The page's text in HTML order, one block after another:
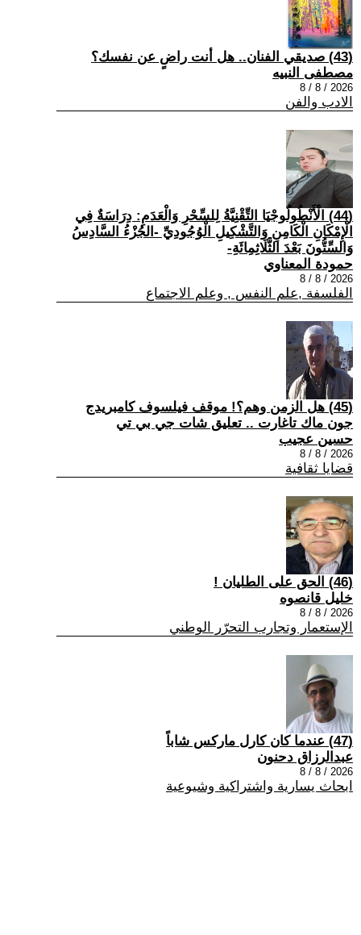
(43) صديقي الفنان.. هل أنت راضٍ عن نفسك؟
مصطفى النبيه
2026 / 8 / 8
الادب والفن
(44) الْأَنْطُولُوجْيَا التِّقْنِيَّةُ لِلسِّحْرِ وَالْعَدَمِ: دِرَاسَةٌ فِي
الْإِمْكَانِ الْكَامِنِ وَالتَّشْكِيلِ الْوُجُودِيِّ -الجُزْءُ السَّادِسُ
وَالسِّتُّونَ بَعْدَ الثَّلَاثِمِائَةِ-
حمودة المعناوي
2026 / 8 / 8
الفلسفة ,علم النفس , وعلم الاجتماع
(45) هل الزمن وهم؟! موقف فيلسوف كامبريدج
جون ماك تاغارت .. تعليق شات جي بي تي
حسين عجيب
2026 / 8 / 8
قضايا ثقافية
(46) الحق على الطليان !
خليل قانصوه
2026 / 8 / 8
الإستعمار وتجارب التحرّر الوطني
(47) عندما كان كارل ماركس شاباً
عبدالرزاق دحنون
2026 / 8 / 8
ابحاث يسارية واشتراكية وشيوعية